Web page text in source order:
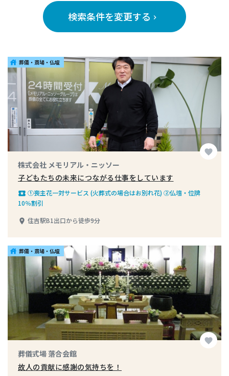
検索条件を変更する keyboard_arrow_right
house 葬儀・斎場・仏壇
favorite
株式会社 メモリアル・ニッソー
子どもたちの未来につながる仕事をしています
local_play ①喪主花一対サービス (火葬式の場合はお別れ花) ②仏壇・位牌
10％割引
place 住吉駅B1出口から徒歩9分
house 葬儀・斎場・仏壇
favorite
葬儀式場 落合会館
故人の貢献に感謝の気持ちを！